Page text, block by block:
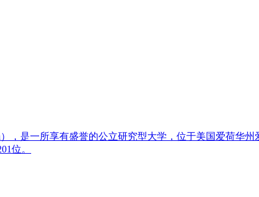
，是一所享有盛誉的公立研究型大学，位于美国爱荷华
位。‌